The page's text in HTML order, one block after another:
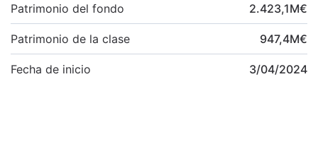
Patrimonio del fondo 2.423,1M€
Patrimonio de la clase 947,4M€
Fecha de inicio 3/04/2024